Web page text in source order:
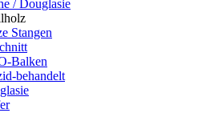
/ Douglasie
Stangen
Balken
behandelt